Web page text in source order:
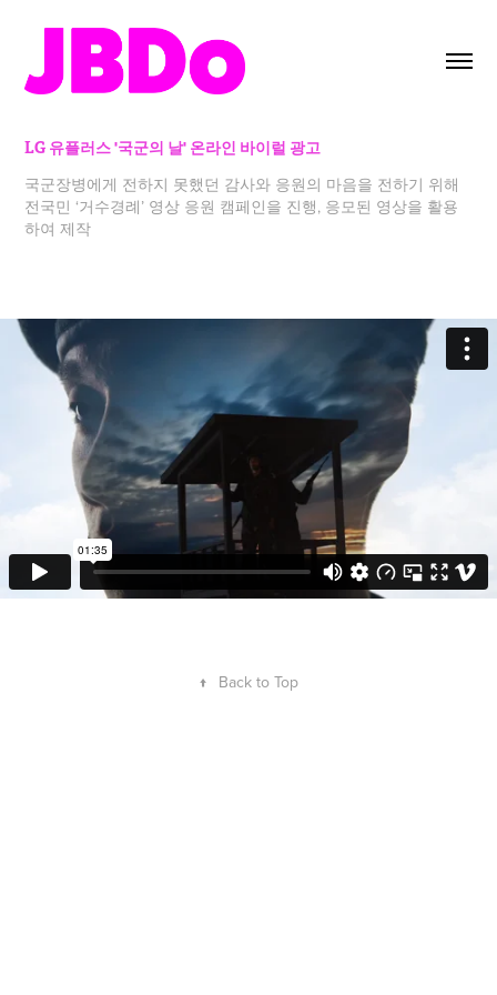
LG 유플러스 '국군의 날' 온라인 바이럴 광고
국군장병에게 전하지 못했던 감사와 응원의 마음을 전하기 위해
전국민 ‘거수경례’ 영상 응원 캠페인을 진행, 응모된 영상을 활용
하여 제작
↑ Back to Top